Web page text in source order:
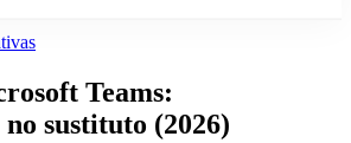
demo
Teams:
sustituto (2026)